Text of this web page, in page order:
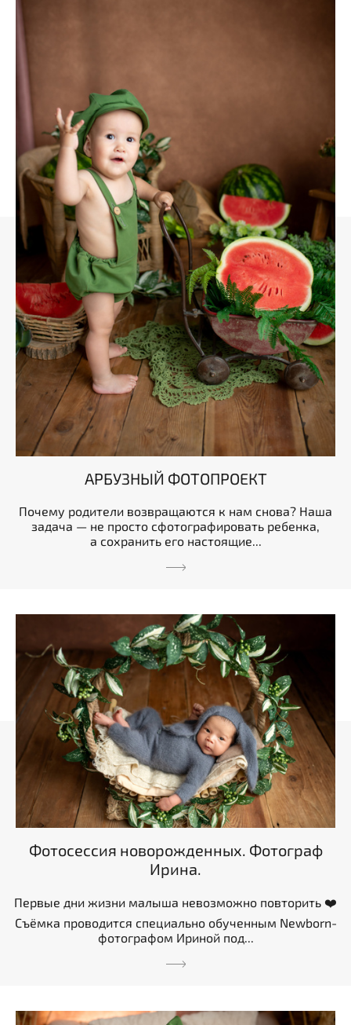
АРБУЗНЫЙ ФОТОПРОЕКТ
Почему родители возвращаются к нам снова? Наша
задача — не просто сфотографировать ребенка,
а сохранить его настоящие...
Фотосессия новорожденных. Фотограф
Ирина.
Первые дни жизни малыша невозможно повторить ❤️
Съёмка проводится специально обученным Newborn-
фотографом Ириной под...